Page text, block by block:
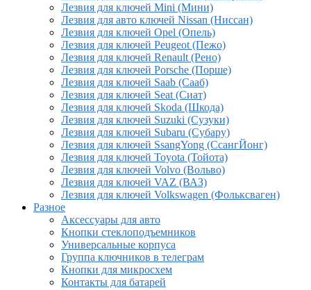
Лезвия для ключей Mini (Мини)
Лезвия для авто ключей Nissan (Ниссан)
Лезвия для ключей Opel (Опель)
Лезвия для ключей Peugeot (Пежо)
Лезвия для ключей Renault (Рено)
Лезвия для ключей Porsche (Порше)
Лезвия для ключей Saab (Сааб)
Лезвия для ключей Seat (Сиат)
Лезвия для ключей Skoda (Шкода)
Лезвия для ключей Suzuki (Сузуки)
Лезвия для ключей Subaru (Субару)
Лезвия для ключей SsangYong (СсангЙонг)
Лезвия для ключей Toyota (Тойота)
Лезвия для ключей Volvo (Вольво)
Лезвия для ключей VAZ (ВАЗ)
Лезвия для ключей Volkswagen (Фольксваген)
Разное
Aксессуары для авто
Кнопки стеклоподъемников
Универсальные корпуса
Группа ключников в телеграм
Кнопки для микросхем
Контакты для батарей